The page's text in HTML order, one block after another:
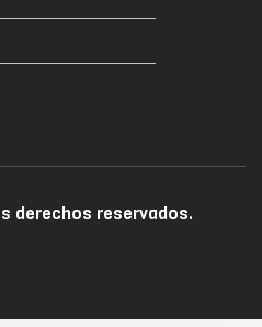
derechos reservados.